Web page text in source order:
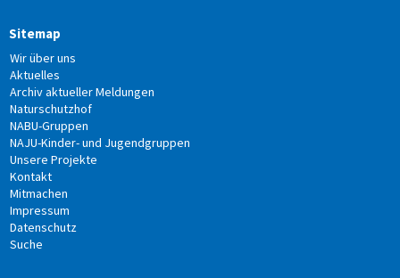
Sitemap
Wir über uns
Aktuelles
Archiv aktueller Meldungen
Naturschutzhof
NABU-Gruppen
NAJU-Kinder- und Jugendgruppen
Unsere Projekte
Kontakt
Mitmachen
Impressum
Datenschutz
Suche